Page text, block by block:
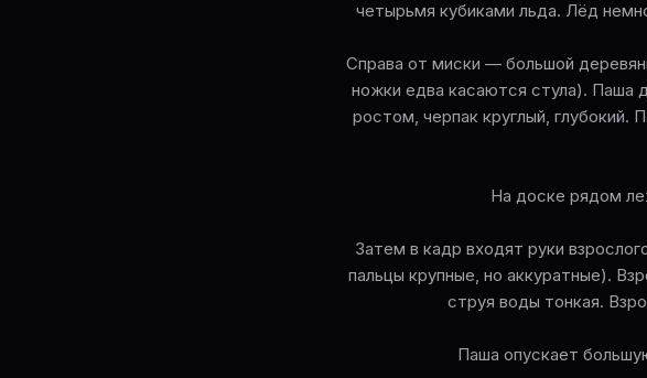
четырьмя кубиками льда. Лёд
Справа от миски — большой
ножки едва касаются стула).
ростом, черпак круглый, глубокий.
На доске рядом
Затем в кадр входят руки
пальцы крупные, но аккуратные).
струя воды тонкая.
Паша опускает